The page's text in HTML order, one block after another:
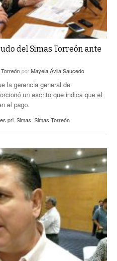
del Simas Torreón ante
TorreónporMayela Ávila Saucedo
la gerencia general de
un escrito que indica que el
el pago.
pri, Simas, Simas Torreón